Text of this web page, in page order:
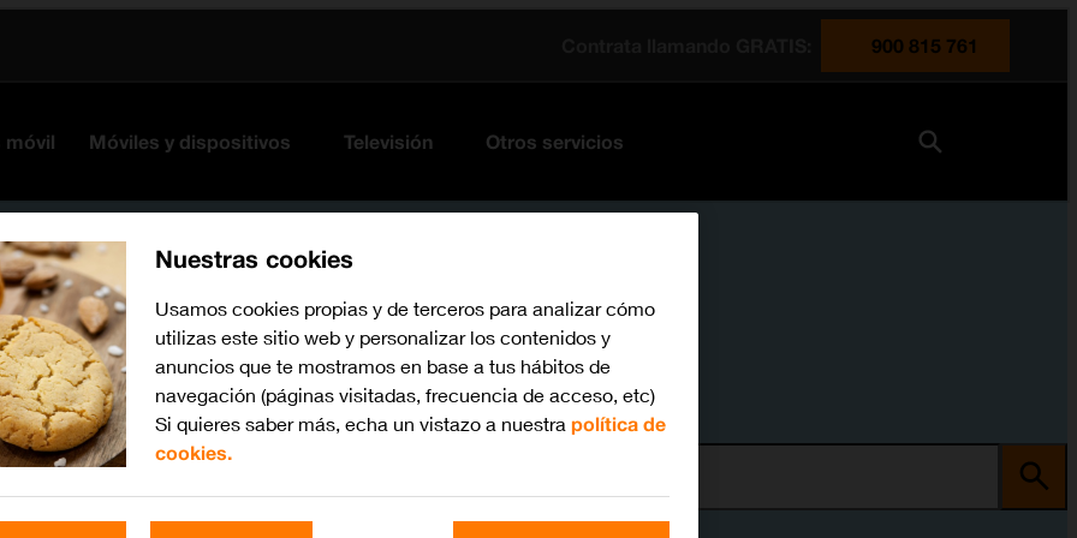
900 815 761
móvil Móviles y dispositivos Televisión Otros servicios
Nuestras cookies
Usamos cookies propias y de terceros para analizar cómo
utilizas este sitio web y personalizar los contenidos y
anuncios que te mostramos en base a tus hábitos de
navegación (páginas visitadas, frecuencia de acceso, etc)
Si quieres saber más, echa un vistazo a nuestra política de
cookies.